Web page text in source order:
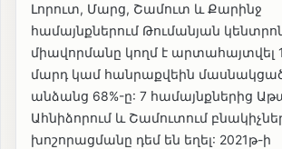
Լորուտ, Մարց, Շամուտ և Քարինջ
համայնքներում Թումանյան
միավորմանը կողմ է արտահայտվել
մարդ կամ հանրաքվեին
անձանց 68%-ը: 7 համայնքներից
Ահնիձորում և Շամուտում
խոշորացմանը դեմ են եղել: 2021թ-ի